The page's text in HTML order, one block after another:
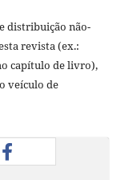
distribuição não-
revista (ex.:
capítulo de livro),
veículo de